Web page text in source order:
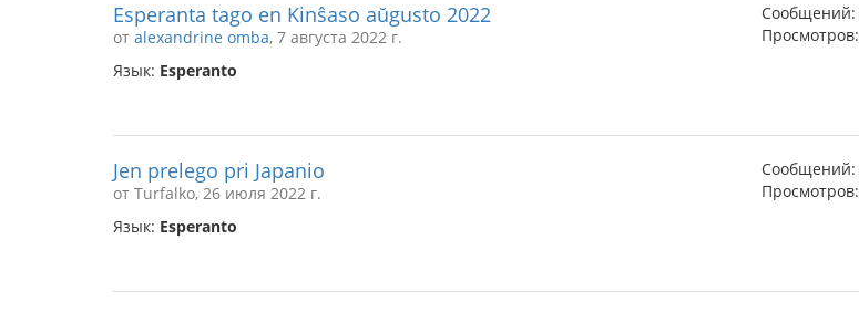
Esperanta tago en Kinŝaso aŭgusto 2022
от alexandrine omba, 7 августа 2022 г.
Язык: Esperanto
Сообщений:
Просмотров:
Jen prelego pri Japanio
от Turfalko, 26 июля 2022 г.
Язык: Esperanto
Сообщений:
Просмотров: